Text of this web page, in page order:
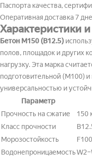
Паспорта качества,
Оперативная доставка 7
Характеристики
Бетон М150 (В12.5)
полов, площадок и других
нагрузку. Эта марка
подготовительной (М100)
универсальностью и
Параметр
Прочность на сжатие
150
Класс прочности
Морозостойкость
F100
Водонепроницаемость